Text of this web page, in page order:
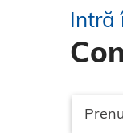
Intră